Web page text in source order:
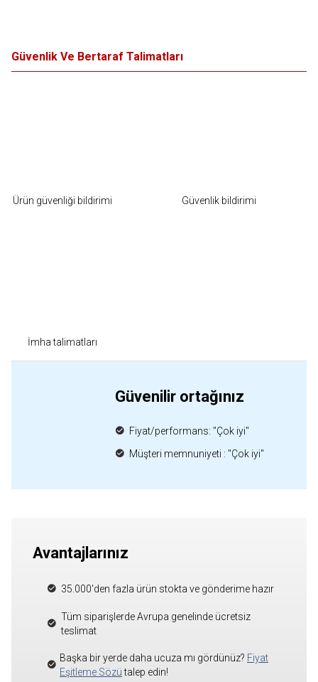
Güvenlik Ve Bertaraf Talimatları
Ürün güvenliği bildirimi Güvenlik bildirimi
İmha talimatları
Güvenilir ortağınız
Fiyat/performans: "Çok iyi"
Müşteri memnuniyeti : "Çok iyi"
Avantajlarınız
35.000'den fazla ürün stokta ve gönderime hazır
Tüm siparişlerde Avrupa genelinde ücretsiz
teslimat
Başka bir yerde daha ucuza mı gördünüz? Fiyat
Eşitleme Sözütalep edin!